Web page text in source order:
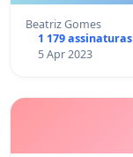
Beatriz Gomes
1 179 assinaturas
5 Apr 2023